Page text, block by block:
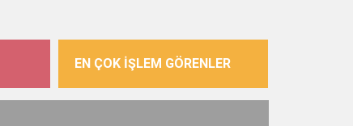
EN ÇOK İŞLEM GÖRENLER